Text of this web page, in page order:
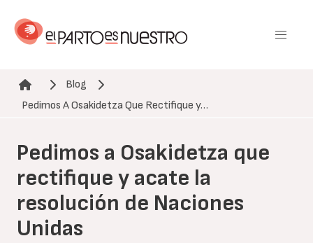
contenido
Ruta de navegación
Blog
Pedimos A Osakidetza Que Rectifique y…
Pedimos a Osakidetza que
rectifique y acate la
resolución de Naciones
Unidas